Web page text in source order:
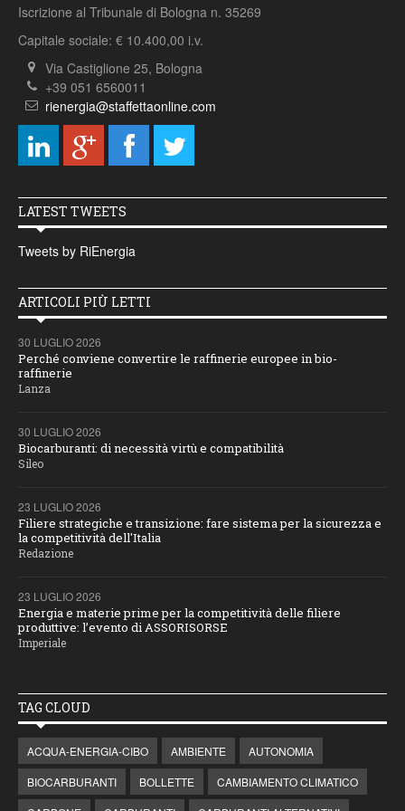
Iscrizione al Tribunale di Bologna n. 35269
Capitale sociale: € 10.400,00 i.v.
Via Castiglione 25, Bologna
+39 051 6560011
rienergia@staffettaonline.com
LATEST TWEETS
Tweets by RiEnergia
ARTICOLI PIÙ LETTI
30 LUGLIO 2026
Perché conviene convertire le raffinerie europee in bio-
raffinerie
Lanza
30 LUGLIO 2026
Biocarburanti: di necessità virtù e compatibilità
Sileo
23 LUGLIO 2026
Filiere strategiche e transizione: fare sistema per la sicurezza e
la competitività dell'Italia
Redazione
23 LUGLIO 2026
Energia e materie prime per la competitività delle filiere
produttive: l’evento di ASSORISORSE
Imperiale
TAG CLOUD
ACQUA-ENERGIA-CIBO AMBIENTE
AUTONOMIA
BIOCARBURANTI
BOLLETTE
CAMBIAMENTO CLIMATICO